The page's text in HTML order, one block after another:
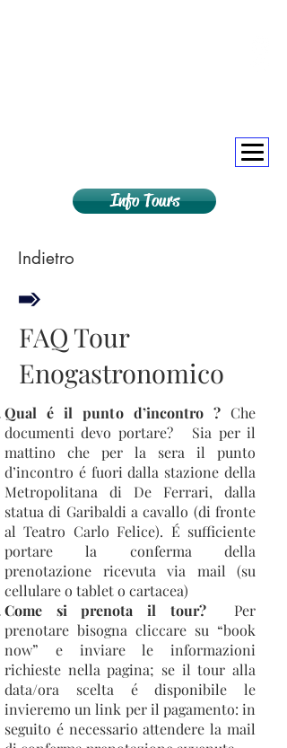
Info Tours
Indietro
FAQ Tour
Enogastronomico
Qual é il punto d’incontro ? Che
documenti devo portare? Sia per il
mattino che per la sera il punto
d’incontro é fuori dalla stazione della
Metropolitana di De Ferrari, dalla
statua di Garibaldi a cavallo (di fronte
al Teatro Carlo Felice). É sufficiente
portare la conferma della
prenotazione ricevuta via mail (su
cellulare o tablet o cartacea)
Come si prenota il tour?
Per
prenotare bisogna cliccare su “book
now” e inviare le informazioni
richieste nella pagina; se il tour alla
data/ora scelta é disponibile le
invieremo un link per il pagamento: in
seguito é necessario attendere la mail